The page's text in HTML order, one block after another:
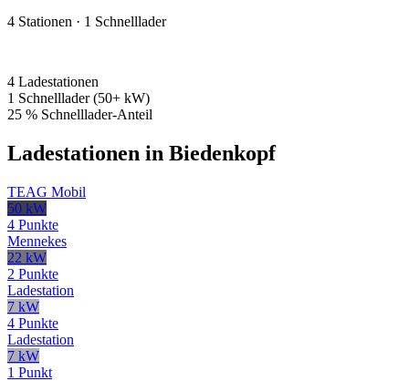
4 Stationen · 1 Schnelllader
4 Ladestationen
1 Schnelllader (50+ kW)
25 % Schnelllader-Anteil
Ladestationen in Biedenkopf
TEAG Mobil
50 kW
4 Punkte
Mennekes
22 kW
2 Punkte
Ladestation
7 kW
4 Punkte
Ladestation
7 kW
1 Punkt